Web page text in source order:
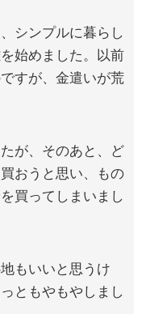
シンプルに暮らし
始めました。以前
すが、金遣いが荒
が、そのあと、ど
おうと思い、もの
買ってしまいまし
もいいと思うけ
ともやもやしまし